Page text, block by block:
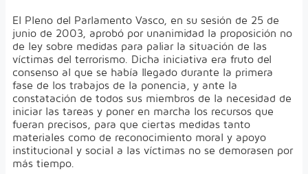
El Pleno del Parlamento Vasco, en su sesión de 25 de
junio de 2003, aprobó por unanimidad la proposición no
de ley sobre medidas para paliar la situación de las
víctimas del terrorismo. Dicha iniciativa era fruto del
consenso al que se había llegado durante la primera
fase de los trabajos de la ponencia, y ante la
constatación de todos sus miembros de la necesidad de
iniciar las tareas y poner en marcha los recursos que
fueran precisos, para que ciertas medidas tanto
materiales como de reconocimiento moral y apoyo
institucional y social a las víctimas no se demorasen por
más tiempo.